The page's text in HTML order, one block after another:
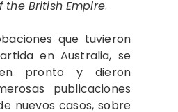
the British Empire.
que tuvieron
en Australia, se
pronto y dieron
publicaciones
nuevos casos, sobre